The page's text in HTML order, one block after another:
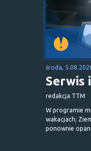
środa,
Serwis
redakcja TTM
W programie
wakacjach;
ponownie